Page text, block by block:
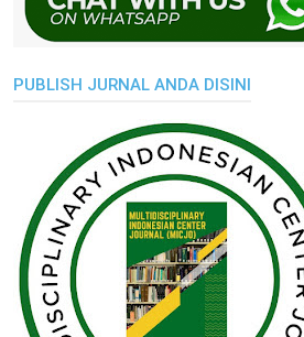
PUBLISH JURNAL ANDA DISINI